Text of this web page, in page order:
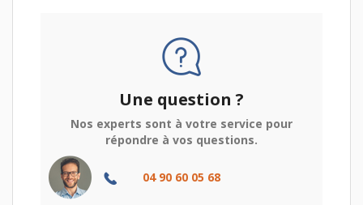
Une question ?
Nos experts sont à votre service pour
répondre à vos questions.
04 90 60 05 68